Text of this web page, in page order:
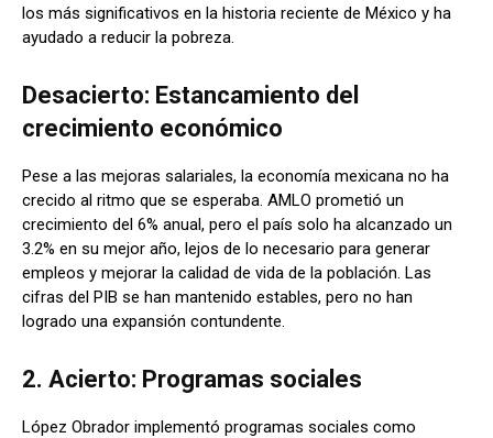
los más significativos en la historia reciente de México y ha
ayudado a reducir la pobreza.
Desacierto: Estancamiento del
crecimiento económico
Pese a las mejoras salariales, la economía mexicana no ha
crecido al ritmo que se esperaba. AMLO prometió un
crecimiento del 6% anual, pero el país solo ha alcanzado un
3.2% en su mejor año, lejos de lo necesario para generar
empleos y mejorar la calidad de vida de la población. Las
cifras del PIB se han mantenido estables, pero no han
logrado una expansión contundente.
2. Acierto: Programas sociales
López Obrador implementó programas sociales como